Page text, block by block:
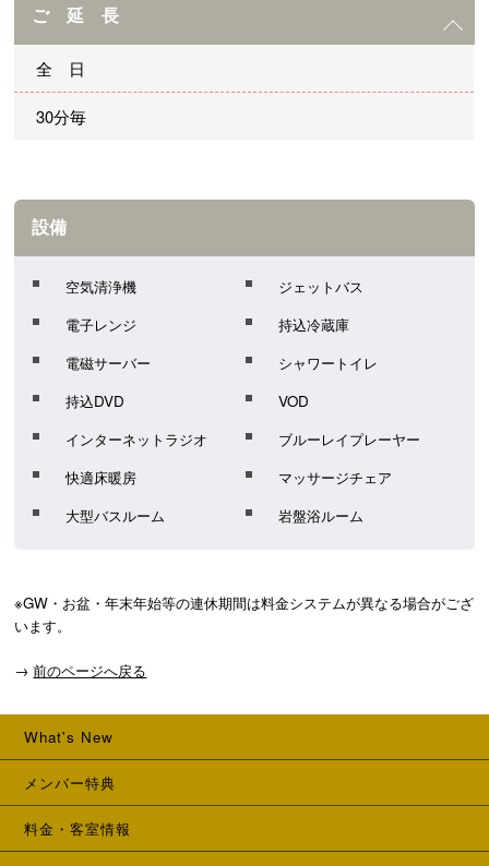
ご 延 長
全 日
30分毎
設備
空気清浄機
ジェットバス
電子レンジ
持込冷蔵庫
電磁サーバー
シャワートイレ
持込DVD
VOD
インターネットラジオ
ブルーレイプレーヤー
快適床暖房
マッサージチェア
大型バスルーム
岩盤浴ルーム
※GW・お盆・年末年始等の連休期間は料金システムが異なる場合がござ
→ 前のページへ戻る
What's New
メンバー特典
料金・客室情報